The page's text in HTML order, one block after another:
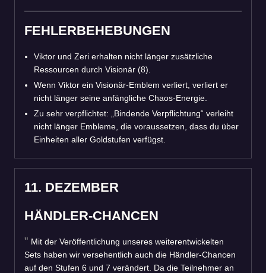
FEHLERBEHEBUNGEN
Viktor und Zeri erhalten nicht länger zusätzliche
Ressourcen durch Visionär (8).
Wenn Viktor ein Visionär-Emblem verliert, verliert er
nicht länger seine anfängliche Chaos-Energie.
Zu sehr verpflichtet: „Bindende Verpflichtung“ verleiht
nicht länger Embleme, die voraussetzen, dass du über
Einheiten aller Goldstufen verfügst.
11. DEZEMBER
HÄNDLER-CHANCEN
Mit der Veröffentlichung unseres weiterentwickelten
Sets haben wir versehentlich auch die Händler-Chancen
auf den Stufen 6 und 7 verändert. Da die Teilnehmer an